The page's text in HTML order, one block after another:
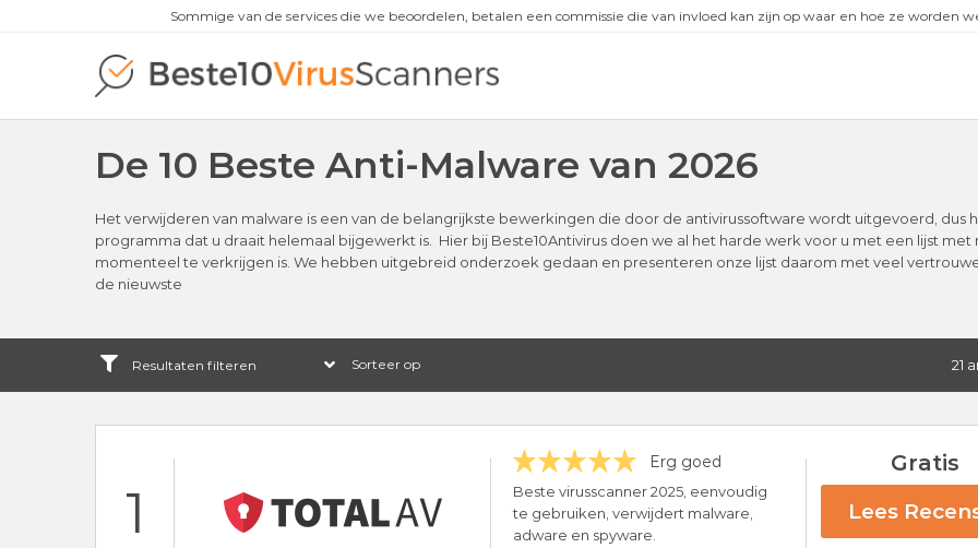
Sommige van de services die we beoordelen, betalen een commissie die van invloed kan zijn op waar en hoe ze worden
De 10 Beste Anti-Malware van 2026
Het verwijderen van malware is een van de belangrijkste bewerkingen die door de antivirussoftware wordt uitgevoerd, dus
programma dat u draait helemaal bijgewerkt is. Hier bij Beste10Antivirus doen we al het harde werk voor u met een lijst
momenteel te verkrijgen is. We hebben uitgebreid onderzoek gedaan en presenteren onze lijst daarom met veel
de nieuwste
Resultaten filteren 21
1
Erg goed
Beste virusscanner 2025, eenvoudig
te gebruiken, verwijdert malware,
adware en spyware.
Gratis
Lees